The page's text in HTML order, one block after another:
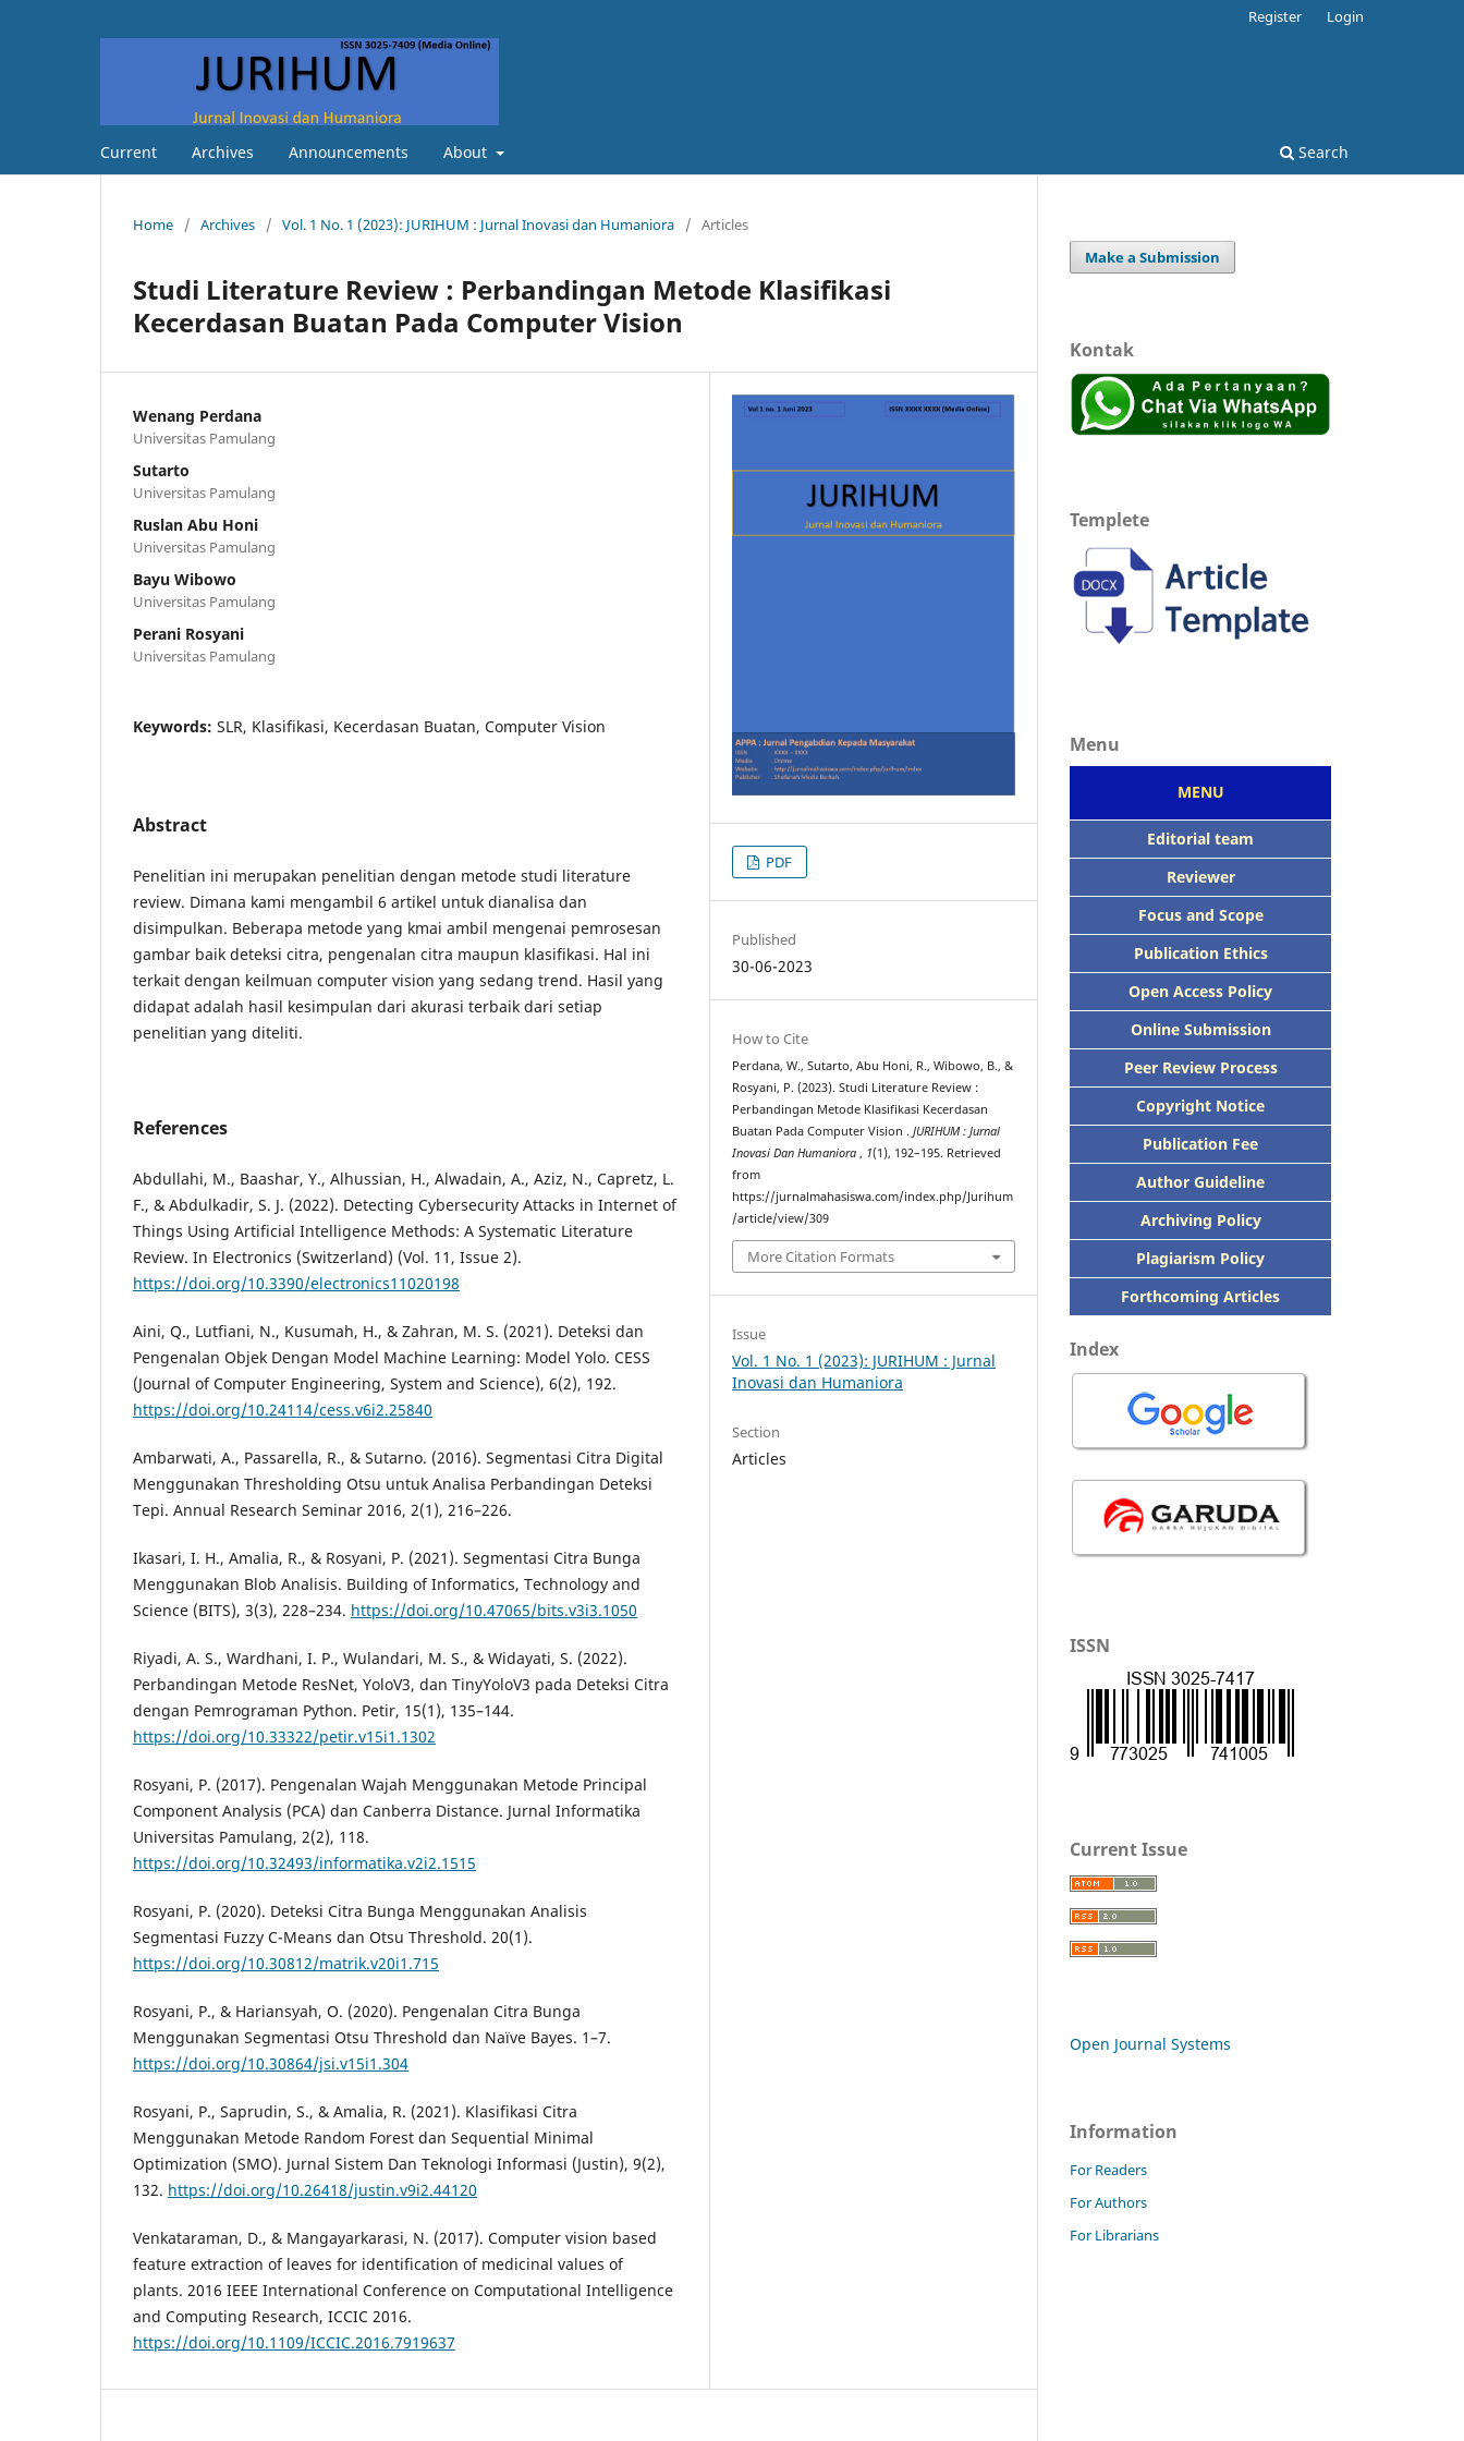
Current Archives Announcements About Search
Register Login
Home / Archives / Vol. 1 No. 1 (2023): JURIHUM : Jurnal Inovasi dan Humaniora / Articles
Studi Literature Review : Perbandingan Metode Klasifikasi
Kecerdasan Buatan Pada Computer Vision
Wenang Perdana
Universitas Pamulang
Sutarto
Universitas Pamulang
Ruslan Abu Honi
Universitas Pamulang
Bayu Wibowo
Universitas Pamulang
Perani Rosyani
Universitas Pamulang
Keywords: SLR, Klasifikasi, Kecerdasan Buatan, Computer Vision
Abstract
Penelitian ini merupakan penelitian dengan metode studi literature
review. Dimana kami mengambil 6 artikel untuk dianalisa dan
disimpulkan. Beberapa metode yang kmai ambil mengenai pemrosesan
gambar baik deteksi citra, pengenalan citra maupun klasifikasi. Hal ini
terkait dengan keilmuan computer vision yang sedang trend. Hasil yang
didapat adalah hasil kesimpulan dari akurasi terbaik dari setiap
penelitian yang diteliti.
References
Abdullahi, M., Baashar, Y., Alhussian, H., Alwadain, A., Aziz, N., Capretz, L.
F., & Abdulkadir, S. J. (2022). Detecting Cybersecurity Attacks in Internet of
Things Using Artificial Intelligence Methods: A Systematic Literature
Review. In Electronics (Switzerland) (Vol. 11, Issue 2).
https://doi.org/10.3390/electronics11020198
Aini, Q., Lutfiani, N., Kusumah, H., & Zahran, M. S. (2021). Deteksi dan
Pengenalan Objek Dengan Model Machine Learning: Model Yolo. CESS
(Journal of Computer Engineering, System and Science), 6(2), 192.
https://doi.org/10.24114/cess.v6i2.25840
Ambarwati, A., Passarella, R., & Sutarno. (2016). Segmentasi Citra Digital
Menggunakan Thresholding Otsu untuk Analisa Perbandingan Deteksi
Tepi. Annual Research Seminar 2016, 2(1), 216–226.
Ikasari, I. H., Amalia, R., & Rosyani, P. (2021). Segmentasi Citra Bunga
Menggunakan Blob Analisis. Building of Informatics, Technology and
Science (BITS), 3(3), 228–234. https://doi.org/10.47065/bits.v3i3.1050
Riyadi, A. S., Wardhani, I. P., Wulandari, M. S., & Widayati, S. (2022).
Perbandingan Metode ResNet, YoloV3, dan TinyYoloV3 pada Deteksi Citra
dengan Pemrograman Python. Petir, 15(1), 135–144.
https://doi.org/10.33322/petir.v15i1.1302
Rosyani, P. (2017). Pengenalan Wajah Menggunakan Metode Principal
Component Analysis (PCA) dan Canberra Distance. Jurnal Informatika
Universitas Pamulang, 2(2), 118.
https://doi.org/10.32493/informatika.v2i2.1515
Rosyani, P. (2020). Deteksi Citra Bunga Menggunakan Analisis
Segmentasi Fuzzy C-Means dan Otsu Threshold. 20(1).
https://doi.org/10.30812/matrik.v20i1.715
Rosyani, P., & Hariansyah, O. (2020). Pengenalan Citra Bunga
Menggunakan Segmentasi Otsu Threshold dan Naïve Bayes. 1–7.
https://doi.org/10.30864/jsi.v15i1.304
Rosyani, P., Saprudin, S., & Amalia, R. (2021). Klasifikasi Citra
Menggunakan Metode Random Forest dan Sequential Minimal
Optimization (SMO). Jurnal Sistem Dan Teknologi Informasi (Justin), 9(2),
132. https://doi.org/10.26418/justin.v9i2.44120
Venkataraman, D., & Mangayarkarasi, N. (2017). Computer vision based
feature extraction of leaves for identification of medicinal values of
plants. 2016 IEEE International Conference on Computational Intelligence
and Computing Research, ICCIC 2016.
https://doi.org/10.1109/ICCIC.2016.7919637
PDF
Published
30-06-2023
How to Cite
Perdana, W., Sutarto, Abu Honi, R., Wibowo, B., &
Rosyani, P. (2023). Studi Literature Review :
Perbandingan Metode Klasifikasi Kecerdasan
Buatan Pada Computer Vision .JURIHUM : Jurnal
Inovasi Dan Humaniora , 1(1), 192–195. Retrieved
from
https://jurnalmahasiswa.com/index.php/Jurihum
/article/view/309
More Citation Formats
Issue
Vol. 1 No. 1 (2023): JURIHUM : Jurnal
Inovasi dan Humaniora
Section
Articles
Make a Submission
Kontak
Templete
Menu
MENU
Editorial team
Reviewer
Focus and Scope
Publication Ethics
Open Access Policy
Online Submission
Peer Review Process
Copyright Notice
Publication Fee
Author Guideline
Archiving Policy
Plagiarism Policy
Forthcoming Articles
Index
ISSN
Current Issue
Open Journal Systems
Information
For Readers
For Authors
For Librarians